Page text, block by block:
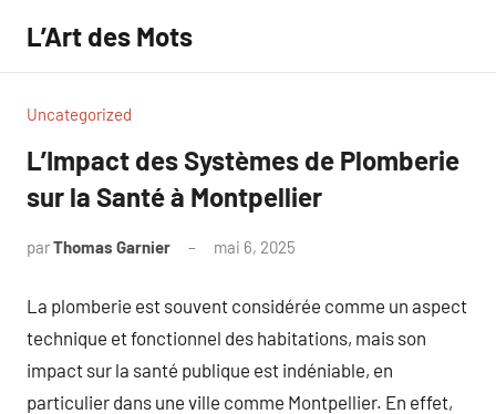
contenu
L’Art des Mots
Uncategorized
L’Impact des Systèmes de Plomberie
sur la Santé à Montpellier
parThomas Garnier mai 6, 2025
La plomberie est souvent considérée comme un aspect
technique et fonctionnel des habitations, mais son
impact sur la santé publique est indéniable, en
particulier dans une ville comme Montpellier. En effet,